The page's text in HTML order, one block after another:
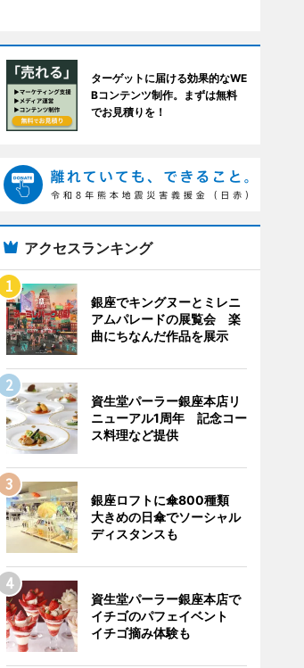
ターゲットに届ける効果的なWE
Bコンテンツ制作。まずは無料
でお見積りを！
アクセスランキング
銀座でキングヌーとミレニ
アムパレードの展覧会 楽
曲にちなんだ作品を展示
資生堂パーラー銀座本店リ
ニューアル1周年 記念コー
ス料理など提供
銀座ロフトに傘800種類
大きめの日傘でソーシャル
ディスタンスも
資生堂パーラー銀座本店で
イチゴのパフェイベント
イチゴ摘み体験も